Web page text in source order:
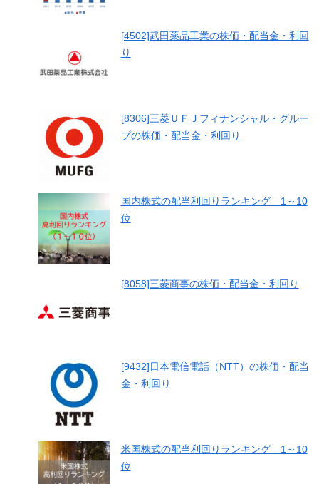
[4502]武田薬品工業の株価・配当金・利回
り
[8306]三菱ＵＦＪフィナンシャル・グルー
プの株価・配当金・利回り
国内株式の配当利回りランキング 1～10
位
[8058]三菱商事の株価・配当金・利回り
[9432]日本電信電話（NTT）の株価・配当
金・利回り
米国株式の配当利回りランキング 1～10
位